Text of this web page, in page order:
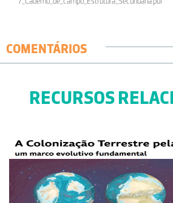
COMENTÁRIOS
RECURSOS